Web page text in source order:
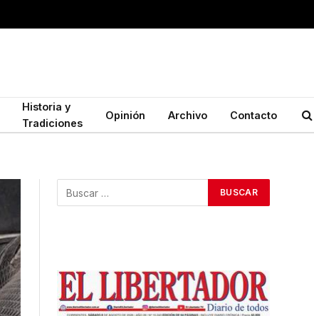
Historia y
Tradiciones
Opinión Archivo Contacto